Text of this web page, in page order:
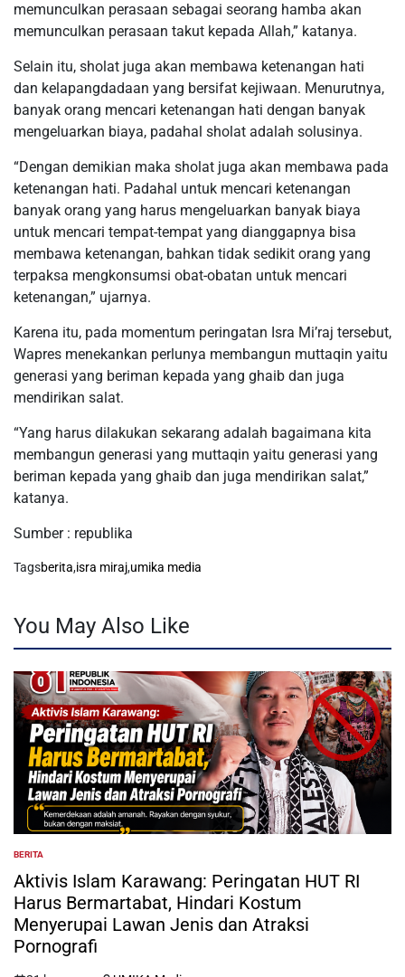
memunculkan perasaan sebagai seorang hamba akan
memunculkan perasaan takut kepada Allah,” katanya.
Selain itu, sholat juga akan membawa ketenangan hati
dan kelapangdadaan yang bersifat kejiwaan. Menurutnya,
banyak orang mencari ketenangan hati dengan banyak
mengeluarkan biaya, padahal sholat adalah solusinya.
“Dengan demikian maka sholat juga akan membawa pada
ketenangan hati. Padahal untuk mencari ketenangan
banyak orang yang harus mengeluarkan banyak biaya
untuk mencari tempat-tempat yang dianggapnya bisa
membawa ketenangan, bahkan tidak sedikit orang yang
terpaksa mengkonsumsi obat-obatan untuk mencari
ketenangan,” ujarnya.
Karena itu, pada momentum peringatan Isra Mi’raj tersebut,
Wapres menekankan perlunya membangun muttaqin yaitu
generasi yang beriman kepada yang ghaib dan juga
mendirikan salat.
“Yang harus dilakukan sekarang adalah bagaimana kita
membangun generasi yang muttaqin yaitu generasi yang
beriman kepada yang ghaib dan juga mendirikan salat,”
katanya.
Sumber : republika
Tagsberita,isra miraj,umika media
You May Also Like
POSTED
IN
BERITA
Aktivis Islam Karawang: Peringatan HUT RI
Harus Bermartabat, Hindari Kostum
Menyerupai Lawan Jenis dan Atraksi
Pornografi